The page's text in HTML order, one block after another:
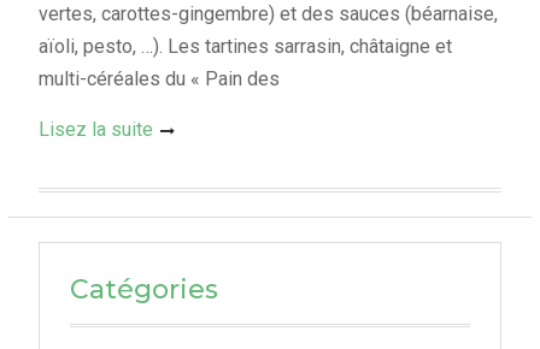
vertes, carottes-gingembre) et des sauces (béarnaise,
aïoli, pesto, …). Les tartines sarrasin, châtaigne et
multi-céréales du « Pain des
Lisez la suite
Catégories